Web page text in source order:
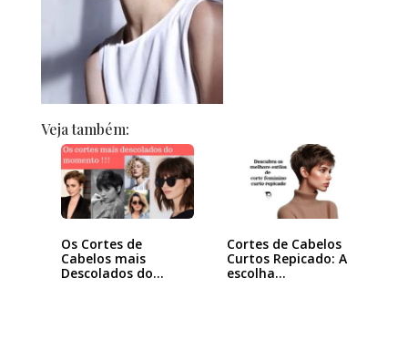
Veja também:
Os Cortes de
Cabelos mais
Descolados do
Cortes de Cabelos
Curtos Repicado: A
escolha…